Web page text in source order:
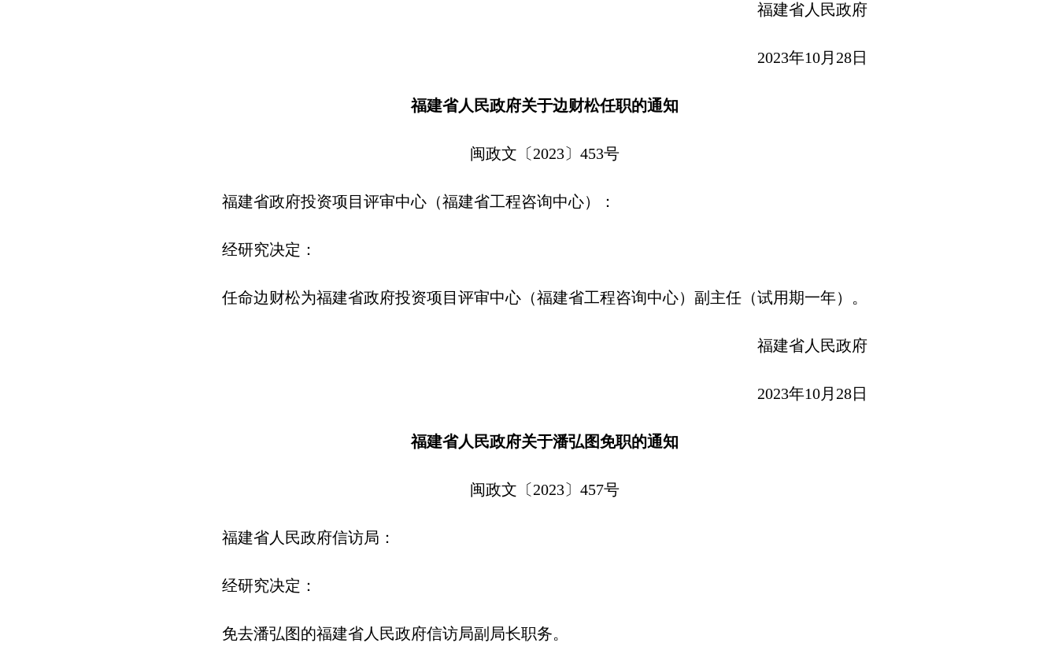
福建省人民政府
2023年10月28日
福建省人民政府关于边财松任职的通知
闽政文〔2023〕453号
福建省政府投资项目评审中心（福建省工程咨询中心）：
经研究决定：
任命边财松为福建省政府投资项目评审中心（福建省工程咨询中心）副主任（试用期一年）。
福建省人民政府
2023年10月28日
福建省人民政府关于潘弘图免职的通知
闽政文〔2023〕457号
福建省人民政府信访局：
经研究决定：
免去潘弘图的福建省人民政府信访局副局长职务。